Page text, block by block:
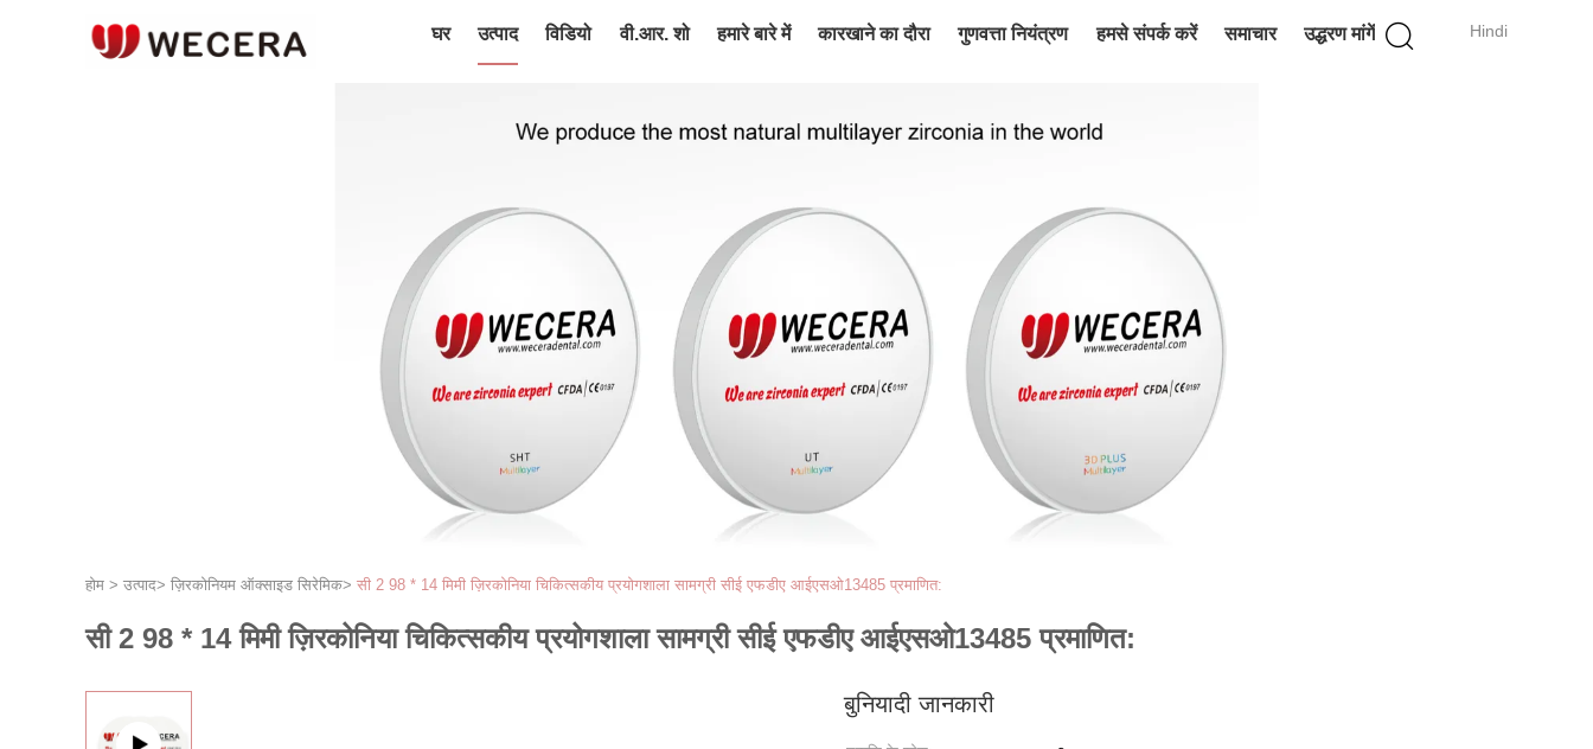
Hindi
घर उत्पाद विडियो वी.आर. शो हमारे बारे में कारखाने का दौरा गुणवत्ता नियंत्रण हमसे संपर्क करें समाचार उद्धरण मांगें
होम > उत्पाद> ज़िरकोनियम ऑक्साइड सिरेमिक> सी 2 98 * 14 मिमी ज़िरकोनिया चिकित्सकीय प्रयोगशाला सामग्री सीई एफडीए आईएसओ13485 प्रमाणित:
सी 2 98 * 14 मिमी ज़िरकोनिया चिकित्सकीय प्रयोगशाला सामग्री सीई एफडीए आईएसओ13485 प्रमाणित:
बुनियादी जानकारी